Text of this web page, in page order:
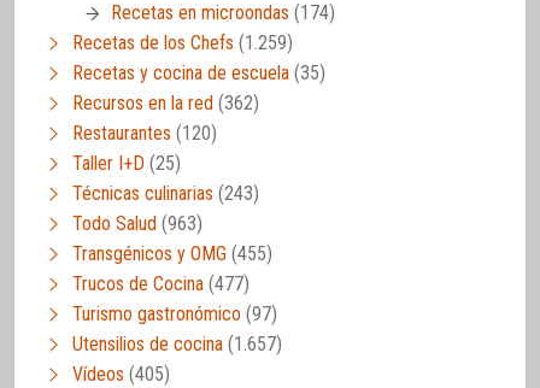
Recetas en microondas (174)
Recetas de los Chefs (1.259)
Recetas y cocina de escuela (35)
Recursos en la red (362)
Restaurantes (120)
Taller I+D (25)
Técnicas culinarias (243)
Todo Salud (963)
Transgénicos y OMG (455)
Trucos de Cocina (477)
Turismo gastronómico (97)
Utensilios de cocina (1.657)
Vídeos (405)